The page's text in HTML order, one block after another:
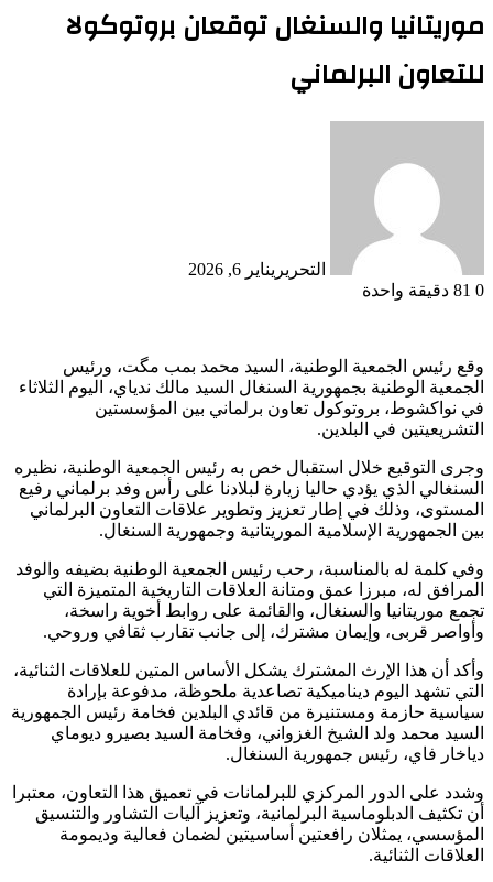
موريتانيا والسنغال توقعان بروتوكولا
للتعاون البرلماني
التحرير يناير 6, 2026
0
دقيقة واحدة
وقع رئيس الجمعية الوطنية، السيد محمد بمب مگت، ورئيس
الجمعية الوطنية بجمهورية السنغال السيد مالك ندياي، اليوم الثلاثاء
في نواكشوط، بروتوكول تعاون برلماني بين المؤسستين
التشريعيتين في البلدين.
وجرى التوقيع خلال استقبال خص به رئيس الجمعية الوطنية، نظيره
السنغالي الذي يؤدي حاليا زيارة لبلادنا على رأس وفد برلماني رفيع
المستوى، وذلك في إطار تعزيز وتطوير علاقات التعاون البرلماني
بين الجمهورية الإسلامية الموريتانية وجمهورية السنغال.
وفي كلمة له بالمناسبة، رحب رئيس الجمعية الوطنية بضيفه والوفد
المرافق له، مبرزا عمق ومتانة العلاقات التاريخية المتميزة التي
تجمع موريتانيا والسنغال، والقائمة على روابط أخوية راسخة،
وأواصر قربى، وإيمان مشترك، إلى جانب تقارب ثقافي وروحي.
وأكد أن هذا الإرث المشترك يشكل الأساس المتين للعلاقات الثنائية،
التي تشهد اليوم ديناميكية تصاعدية ملحوظة، مدفوعة بإرادة
سياسية حازمة ومستنيرة من قائدي البلدين فخامة رئيس الجمهورية
السيد محمد ولد الشيخ الغزواني، وفخامة السيد بصيرو ديوماي
دياخار فاي، رئيس جمهورية السنغال.
وشدد على الدور المركزي للبرلمانات في تعميق هذا التعاون، معتبرا
أن تكثيف الدبلوماسية البرلمانية، وتعزيز آليات التشاور والتنسيق
المؤسسي، يمثلان رافعتين أساسيتين لضمان فعالية وديمومة
العلاقات الثنائية.